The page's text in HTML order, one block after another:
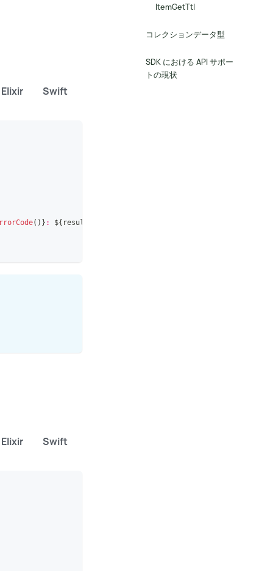
Elixir Swift
( ) } : ${ result
Elixir Swift
ItemGetTtl
コレクションデータ型
SDK における API サポー
トの現状